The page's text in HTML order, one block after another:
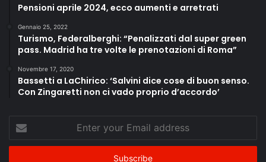
Pensioni aprile 2024, ecco aumenti e arretrati
Gennaio 25, 2022
Turismo, Federalberghi: “Penalizzati dal super green
pass. Madrid ha tre volte le prenotazioni di Roma”
Novembre 17, 2020
Bassetti a LaChirico: ‘Salvini dice cose di buon senso.
Con Zingaretti non ci vado proprio d’accordo’
your
Email